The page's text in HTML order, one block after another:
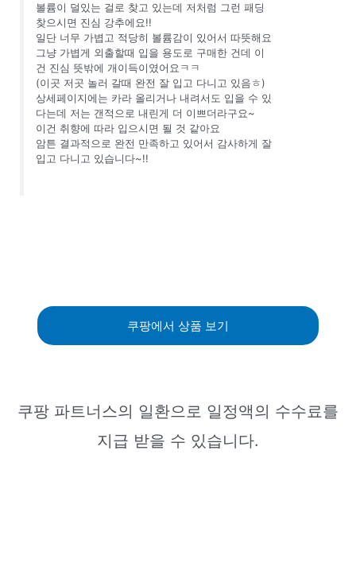
볼륨이 덜있는 걸로 찾고 있는데 저처럼 그런 패딩
찾으시면 진심 강추에요!!
일단 너무 가볍고 적당히 볼륨감이 있어서 따뜻해요
그냥 가볍게 외출할때 입을 용도로 구매한 건데 이
건 진심 뜻밖에 개이득이였어요ㅋㅋ
(이곳 저곳 놀러 갈때 완전 잘 입고 다니고 있음ㅎ)
상세페이지에는 카라 올리거나 내려서도 입을 수 있
다는데 저는 갠적으로 내린게 더 이쁘더라구요~
이건 취향에 따라 입으시면 될 것 같아요
암튼 결과적으로 완전 만족하고 있어서 감사하게 잘
입고 다니고 있습니다~!!
쿠팡에서 상품 보기
쿠팡 파트너스의 일환으로 일정액의 수수료를
지급 받을 수 있습니다.